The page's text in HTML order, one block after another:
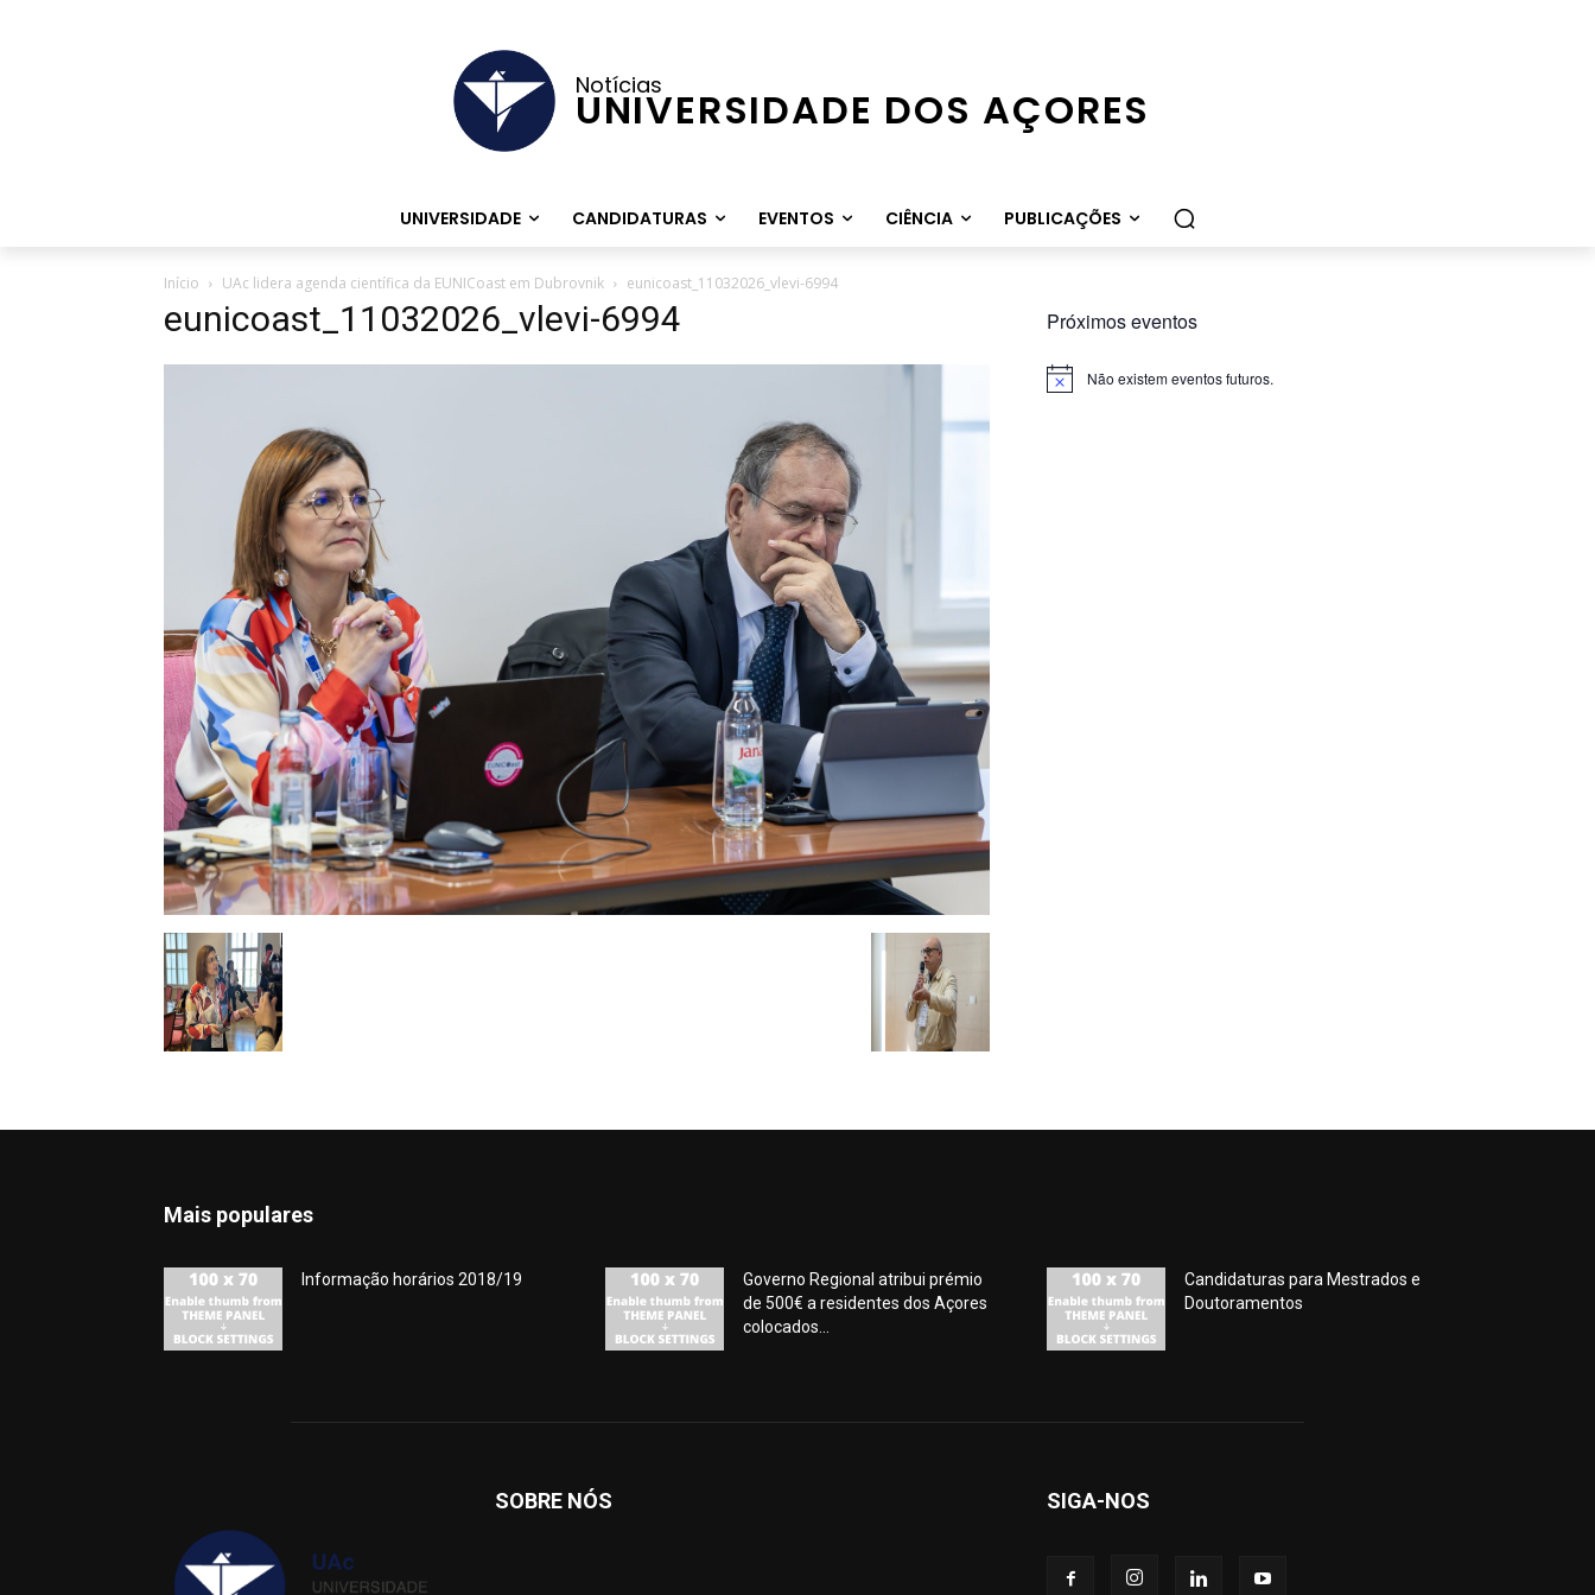
Notícias
UNIVERSIDADE DOS AÇORES
UNIVERSIDADE CANDIDATURAS EVENTOS CIÊNCIA PUBLICAÇÕES
Início UAc lidera agenda científica da EUNICoast em Dubrovnik eunicoast_11032026_vlevi-6994
eunicoast_11032026_vlevi-6994 Próximos eventos
Aviso Não existem eventos futuros.
Mais populares
Informação horários 2018/19
Governo Regional atribui prémio
de 500€ a residentes dos Açores
colocados...
Candidaturas para Mestrados e
Doutoramentos
SOBRE NÓS SIGA-NOS